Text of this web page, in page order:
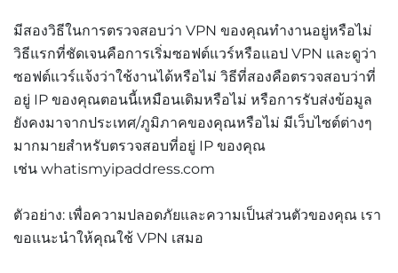
มีสองวิธีในการตรวจสอบว่า VPN ของคุณทำงานอยู่หรือไม่
วิธีแรกที่ชัดเจนคือการเริ่มซอฟต์แวร์หรือแอป VPN และดูว่า
ซอฟต์แวร์แจ้งว่าใช้งานได้หรือไม่ วิธีที่สองคือตรวจสอบว่าที่
อยู่ IP ของคุณตอนนี้เหมือนเดิมหรือไม่ หรือการรับส่งข้อมูล
ยังคงมาจากประเทศ/ภูมิภาคของคุณหรือไม่ มีเว็บไซต์ต่างๆ
มากมายสำหรับตรวจสอบที่อยู่ IP ของคุณ
เช่น whatismyipaddress.com
ตัวอย่าง: เพื่อความปลอดภัยและความเป็นส่วนตัวของคุณ เรา
ขอแนะนำให้คุณใช้ VPN เสมอ